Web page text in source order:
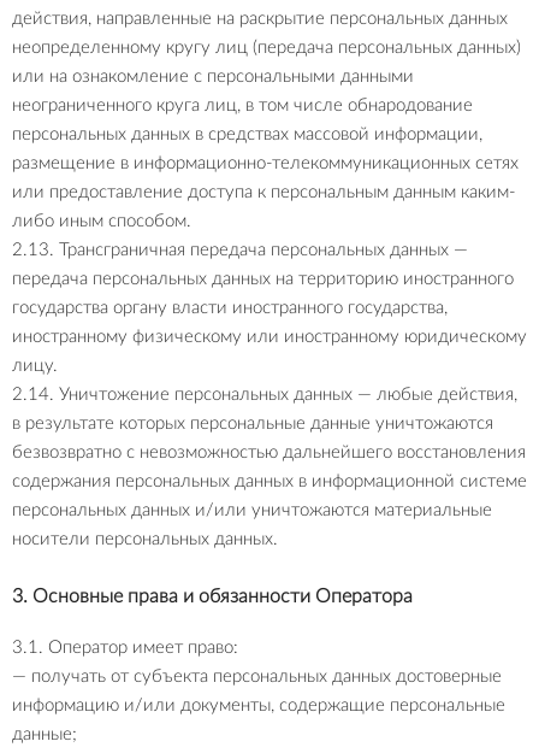
действия, направленные на раскрытие персональных данных
неопределенному кругу лиц (передача персональных данных)
или на ознакомление с персональными данными
неограниченного круга лиц, в том числе обнародование
персональных данных в средствах массовой информации,
размещение в информационно-телекоммуникационных сетях
или предоставление доступа к персональным данным каким-
либо иным способом.
2.13. Трансграничная передача персональных данных —
передача персональных данных на территорию иностранного
государства органу власти иностранного государства,
иностранному физическому или иностранному юридическому
лицу.
2.14. Уничтожение персональных данных — любые действия,
в результате которых персональные данные уничтожаются
безвозвратно с невозможностью дальнейшего восстановления
содержания персональных данных в информационной системе
персональных данных и/или уничтожаются материальные
носители персональных данных.
3. Основные права и обязанности Оператора
3.1. Оператор имеет право:
— получать от субъекта персональных данных достоверные
информацию и/или документы, содержащие персональные
данные;